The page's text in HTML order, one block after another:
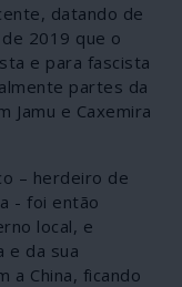
datando de
2019 que o
e para fascista
partes da
Jamu e Caxemira
– herdeiro de
- foi então
local, e
e da sua
a China, ficando